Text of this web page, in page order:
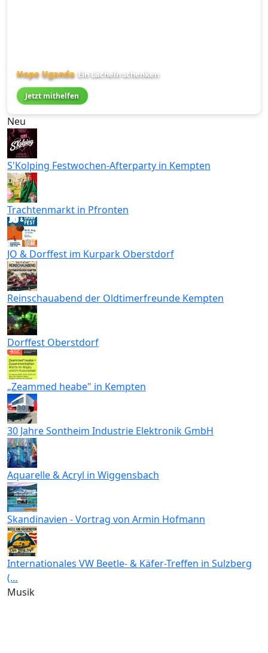
Hope Uganda Ein Lächeln schenken
Jetzt mithelfen
Neu
S'Kolping Festwochen-Afterparty in Kempten
Trachtenmarkt in Pfronten
JO & Dorffest im Kurpark Oberstdorf
Reinschauabend der Oldtimerfreunde Kempten
Dorffest Oberstdorf
„Zeammed heabe" in Kempten
30 Jahre Sontheim Industrie Elektronik GmbH
Aquarelle & Acryl in Wiggensbach
Skandinavien - Vortrag von Armin Hofmann
Internationales VW Beetle- & Käfer-Treffen in Sulzberg
(…
Musik